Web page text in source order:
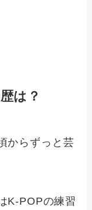
は？
からずっと芸
K-POPの練習